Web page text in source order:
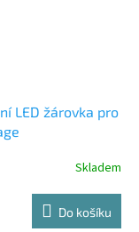
LED žárovka pro
Skladem
Do košíku